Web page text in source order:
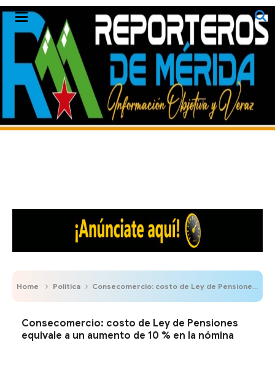
Home Política Consecomercio: costo de Ley de Pensiones equivale a un aumento de 10 % en la nómina
Consecomercio: costo de Ley de Pensiones
equivale a un aumento de 10 % en la nómina